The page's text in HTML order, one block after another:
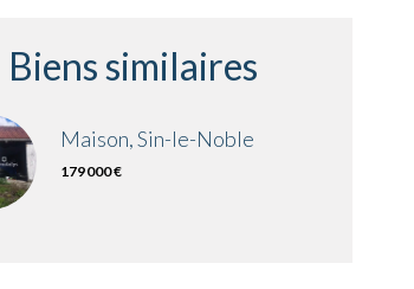
Biens similaires
Maison, Sin-le-Noble
179 000 €